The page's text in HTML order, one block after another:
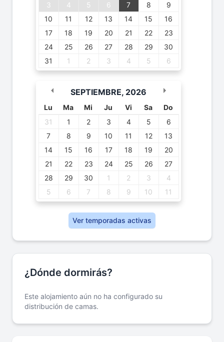
3 4 5 6 7 8
9
10
11 12 13 14 15
16
17
18 19 20 21 22
23
24
25 26 27 28 29
30
31
1 2 3 4 5 6
SEPTIEMBRE, 2026
Lu Ma Mi Ju Vi Sa
Do
31
1 2 3 4 5
6
7
8 9 10 11 12
13
14
15 16 17 18 19
20
21
22 23 24 25 26
27
28
29 30 1 2 3
4
5
6 7 8 9 10 11
Ver temporadas activas
¿Dónde dormirás?
Este alojamiento aún no ha configurado su
distribución de camas.